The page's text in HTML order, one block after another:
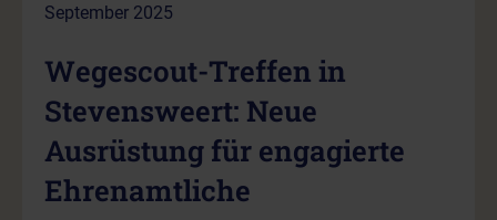
September 2025
Wegescout-Treffen in
Stevensweert: Neue
Ausrüstung für engagierte
Ehrenamtliche